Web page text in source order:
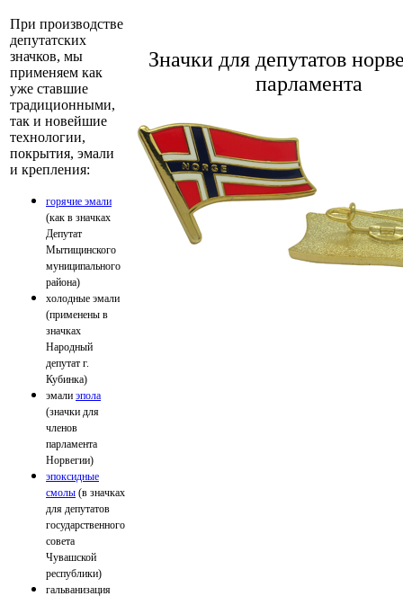
При производстве
депутатских
значков, мы
применяем как
уже ставшие
традиционными,
так и новейшие
технологии,
покрытия, эмали
и крепления:
горячие эмали
(как в значках
Депутат
Мытищинского
муниципального
района)
холодные эмали
(применены в
значках
Народный
депутат г.
Кубинка)
эмали эпола
(значки для
членов
парламента
Норвегии)
эпоксидные
смолы (в значках
для депутатов
государственного
совета
Чувашской
республики)
гальванизация
Значки для депутатов
парламента